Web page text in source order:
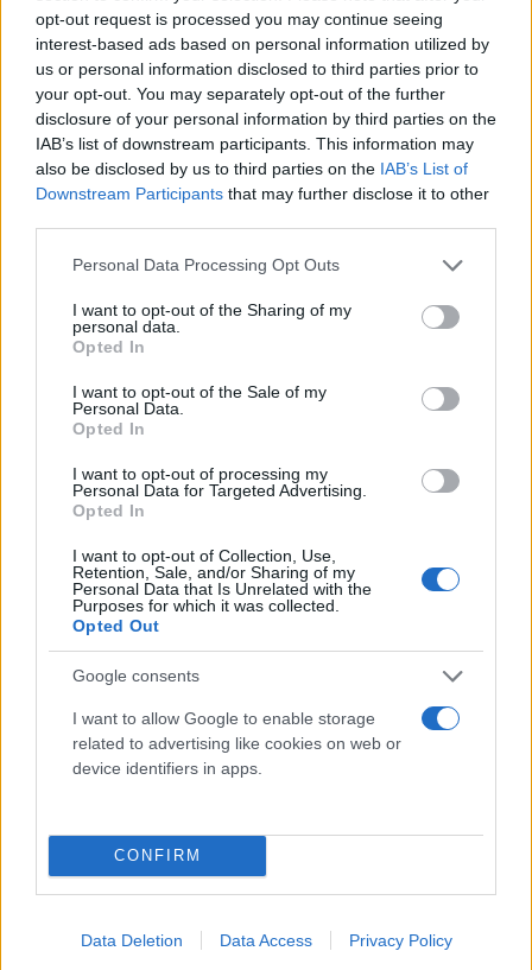
opt-out request is processed you may continue seeing
interest-based ads based on personal information utilized by
us or personal information disclosed to third parties prior to
your opt-out. You may separately opt-out of the further
disclosure of your personal information by third parties on the
IAB’s list of downstream participants. This information may
also be disclosed by us to third parties on the IAB’s List of
Downstream Participants that may further disclose it to other
Please note that this website/app uses one or more Google
not limited to your visit or usage behaviour. You may click to
grant or deny consent to Google and its third-party tags to
use your data for below specified purposes in below Google
consent section.
Personal Data Processing Opt Outs
I want to opt-out of the Sharing of my
personal data.
Opted In
I want to opt-out of the Sale of my
Personal Data.
Opted In
I want to opt-out of processing my
Personal Data for Targeted Advertising.
Opted In
I want to opt-out of Collection, Use,
Retention, Sale, and/or Sharing of my
Personal Data that Is Unrelated with the
Purposes for which it was collected.
Opted Out
Google consents
I want to allow Google to enable storage
related to advertising like cookies on web or
device identifiers in apps.
CONFIRM
Data Deletion Data Access Privacy Policy
Στο σημείο επιχειρούν επίγειες και εναέριες
δυνάμεις της Πυροσβεστικής και συγκεκριμένα 15
πυροσβέστες με έξι οχήματα και δύο αεροσκάφη.
Κάνε κλικ και δες περισσότερο
στην αναζήτηση της